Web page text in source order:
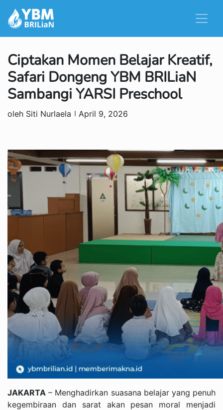
Ciptakan Momen Belajar Kreatif,
Safari Dongeng YBM BRILiaN
Sambangi YARSI Preschool
oleh Siti Nurlaela April 9, 2026
JAKARTA – Menghadirkan suasana belajar yang penuh
kegembiraan dan sarat akan pesan moral menjadi